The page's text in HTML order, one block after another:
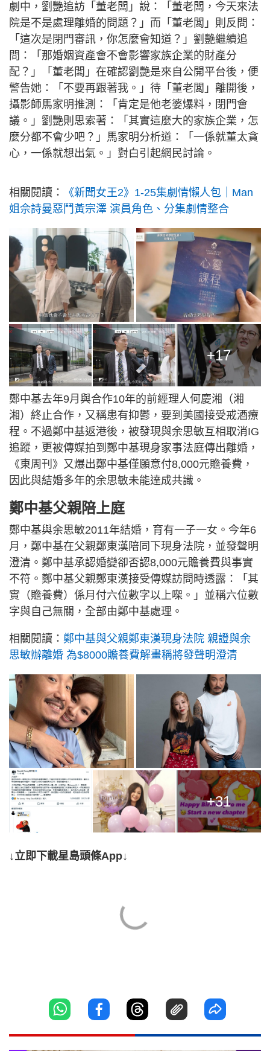
劇中，劉艷追訪「董老闆」說：「董老闆，今天來法
院是不是處理離婚的問題？」而「董老闆」則反問：
「這次是閉門審訊，你怎麼會知道？」劉艷繼續追
問：「那婚姻資產會不會影響家族企業的財產分
配？」「董老闆」在確認劉艷是來自公開平台後，便
警告她：「不要再跟著我。」待「董老闆」離開後，
攝影師馬家明推測：「肯定是他老婆爆料，閉門會
議。」劉艷則思索著：「其實這麼大的家族企業，怎
麼分都不會少吧？」馬家明分析道：「一係就董太貪
心，一係就想出氣。」對白引起網民討論。
相關閱讀：
《新聞女王2》1-25集劇情懶人包｜Man
姐佘詩曼惡鬥黃宗澤 演員角色、分集劇情整合
+17
鄭中基去年9月與合作10年的前經理人何慶湘（湘
湘）終止合作，又稱患有抑鬱，要到美國接受戒酒療
程。不過鄭中基返港後，被發現與余思敏互相取消IG
追蹤，更被傳媒拍到鄭中基現身家事法庭傳出離婚，
《東周刊》又爆出鄭中基僅願意付8,000元贍養費，
因此與結婚多年的余思敏未能達成共識。
鄭中基父親陪上庭
鄭中基與余思敏2011年結婚，育有一子一女。今年6
月，鄭中基在父親鄭東漢陪同下現身法院，並發聲明
澄清。鄭中基承認婚變卻否認8,000元贍養費與事實
不符。鄭中基父親鄭東漢接受傳媒訪問時透露：「其
實（贍養費）係月付六位數字以上㗎。」並稱六位數
字與自己無關，全部由鄭中基處理。
相關閱讀： 鄭中基與父親鄭東漢現身法院 親證與余
思敏辦離婚 為$8000贍養費解畫稱將發聲明澄清
+31
↓立即下載星島頭條App↓